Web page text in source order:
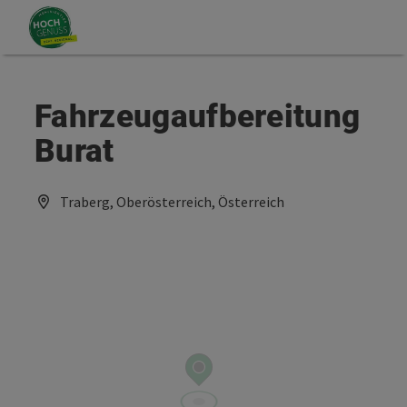
Zum Inhalt
Zum Seitenanfang
Fahrzeugaufbereitung
Burat
Traberg, Oberösterreich, Österreich